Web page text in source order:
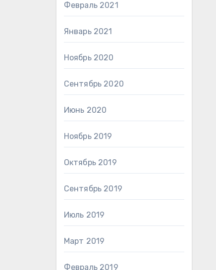
Февраль 2021
Январь 2021
Ноябрь 2020
Сентябрь 2020
Июнь 2020
Ноябрь 2019
Октябрь 2019
Сентябрь 2019
Июль 2019
Март 2019
Февраль 2019